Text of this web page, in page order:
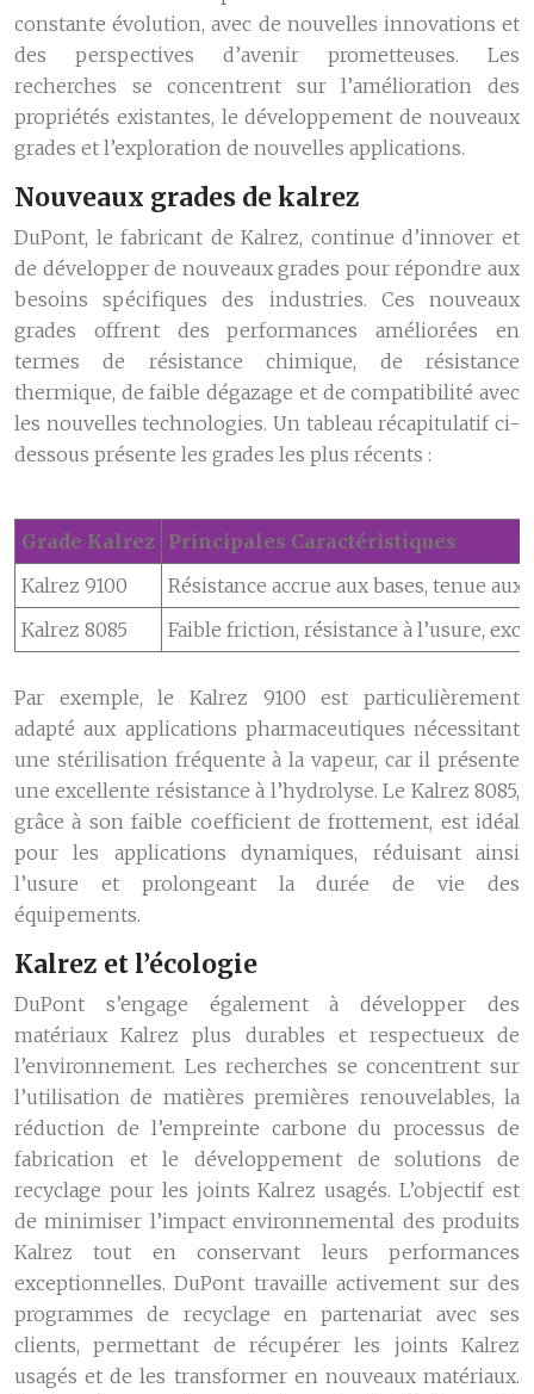
constante évolution, avec de nouvelles innovations et
des perspectives d’avenir prometteuses. Les
recherches se concentrent sur l’amélioration des
propriétés existantes, le développement de nouveaux
grades et l’exploration de nouvelles applications.
Nouveaux grades de kalrez
DuPont, le fabricant de Kalrez, continue d’innover et
de développer de nouveaux grades pour répondre aux
besoins spécifiques des industries. Ces nouveaux
grades offrent des performances améliorées en
termes de résistance chimique, de résistance
thermique, de faible dégazage et de compatibilité avec
les nouvelles technologies. Un tableau récapitulatif ci-
dessous présente les grades les plus récents :
Grade Kalrez Principales Caractéristiques
Kalrez 9100
Résistance accrue aux bases, tenue
Kalrez 8085
Faible friction, résistance à l’usure,
Par exemple, le Kalrez 9100 est particulièrement
adapté aux applications pharmaceutiques nécessitant
une stérilisation fréquente à la vapeur, car il présente
une excellente résistance à l’hydrolyse. Le Kalrez 8085,
grâce à son faible coefficient de frottement, est idéal
pour les applications dynamiques, réduisant ainsi
l’usure et prolongeant la durée de vie des
équipements.
Kalrez et l’écologie
DuPont s’engage également à développer des
matériaux Kalrez plus durables et respectueux de
l’environnement. Les recherches se concentrent sur
l’utilisation de matières premières renouvelables, la
réduction de l’empreinte carbone du processus de
fabrication et le développement de solutions de
recyclage pour les joints Kalrez usagés. L’objectif est
de minimiser l’impact environnemental des produits
Kalrez tout en conservant leurs performances
exceptionnelles. DuPont travaille activement sur des
programmes de recyclage en partenariat avec ses
clients, permettant de récupérer les joints Kalrez
usagés et de les transformer en nouveaux matériaux.